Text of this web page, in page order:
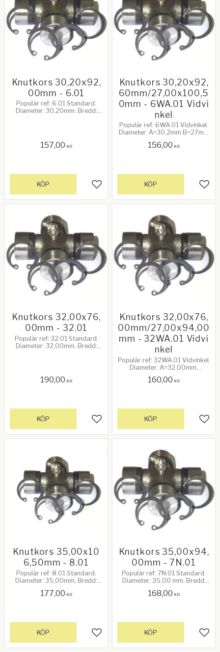
Knutkors 30,20x92,
00mm - 6.01
Populär ref: 6.01 Standard.
Diameter: 30,20mm. Bredd:
157,00 KR
Lägg till i favoriter
KÖP
Knutkors 30,20x92,
60mm/27,00x100,5
0mm - 6WA.01 Vidvi
nkel
Populär ref: 6WA.01 Vidvinkel.
Diameter: A=30,2mm B=27mm
Y=100,5mm. 60Hk vid
156,00 KR
KÖP
Knutkors 32,00x76,
00mm - 32.01
Populär ref: 32.01 Standard.
Diameter: 32,00mm. Bredd:
190,00 KR
Lägg till i favoriter
KÖP
Knutkors 32,00x76,
00mm/27,00x94,00
mm - 32WA.01 Vidvi
nkel
Populär ref: 32WA.01 Vidvinkel.
Diameter: A=32,00mm,
X=76,00mm, Y=94,00mm.
160,00 KR
KÖP
Knutkors 35,00x10
6,50mm - 8.01
Populär ref: 8.01 Standard.
Diameter: 35,00mm, Bredd:
177,00 KR
Lägg till i favoriter
KÖP
Knutkors 35,00x94,
00mm - 7N.01
Populär ref: 7N.01 Standard.
Diameter: 35,00 mm. Bredd:
168,00 KR
KÖP